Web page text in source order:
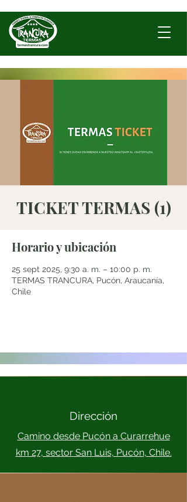
TICKET TERMAS (1)
Horario y ubicación
25 sept 2025, 9:30 a. m. – 10:00 p. m.
TERMAS TRANCURA, Pucón, Araucanía,
Chile
Dirección
Camino desde Pucón a Curarrehue
km 27, sector San Luis, Pucón, Chile.